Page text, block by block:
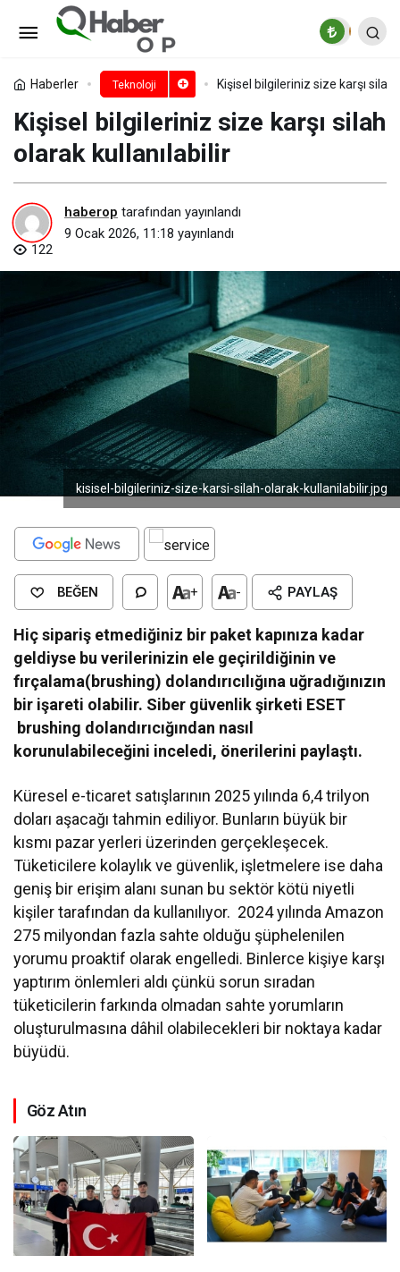
Haberler Teknoloji Kişisel bilgileriniz size karşı silah
Kişisel bilgileriniz size karşı silah
olarak kullanılabilir
haberop tarafından yayınlandı
9 Ocak 2026, 11:18 yayınlandı
122
kisisel-bilgileriniz-size-karsi-silah-olarak-kullanilabilir.jpg
BEĞEN + - PAYLAŞ
Hiç sipariş etmediğiniz bir paket kapınıza kadar
geldiyse bu verilerinizin ele geçirildiğinin ve
fırçalama(brushing) dolandırıcılığına uğradığınızın
bir işareti olabilir. Siber güvenlik şirketi ESET
brushing dolandırıcığından nasıl
korunulabileceğini inceledi, önerilerini paylaştı.
Küresel e-ticaret satışlarının 2025 yılında 6,4 trilyon
doları aşacağı tahmin ediliyor. Bunların büyük bir
kısmı pazar yerleri üzerinden gerçekleşecek.
Tüketicilere kolaylık ve güvenlik, işletmelere ise daha
geniş bir erişim alanı sunan bu sektör kötü niyetli
kişiler tarafından da kullanılıyor. 2024 yılında Amazon
275 milyondan fazla sahte olduğu şüphelenilen
yorumu proaktif olarak engelledi. Binlerce kişiye karşı
yaptırım önlemleri aldı çünkü sorun sıradan
tüketicilerin farkında olmadan sahte yorumların
oluşturulmasına dâhil olabilecekleri bir noktaya kadar
büyüdü.
Göz Atın
PUBG: BLINDSPOT, Erken Erişim
Sürümü 5 Şubat’ta Çıkıyor!
Yorum Yap